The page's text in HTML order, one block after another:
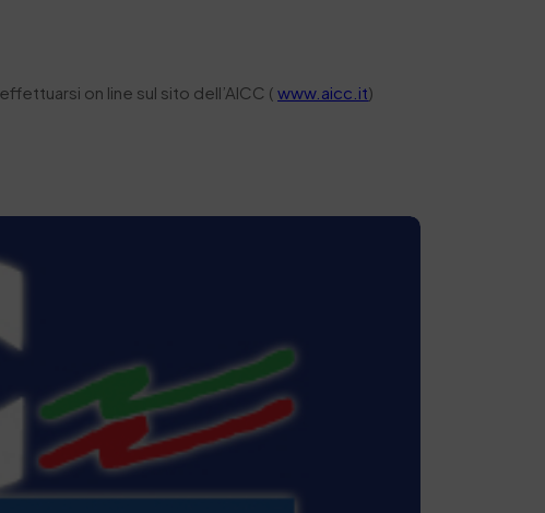
on line sul sito dell’AICC (www.aicc.it)